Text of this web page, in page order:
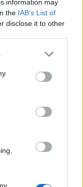
information may
the IAB’s List of
disclose it to other
dva dny zdarma
nabízí
Svaté Hory